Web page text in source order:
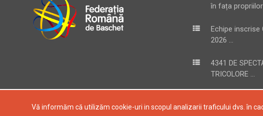
în fața
Echipe inscrise
2026 ...
4341 DE
TRICOLORE ...
Copyright © 2004-2024, Federatia Romana de Baschet. Toate
Vă informăm că utilizăm cookie-uri in scopul analizarii traficului dvs. în